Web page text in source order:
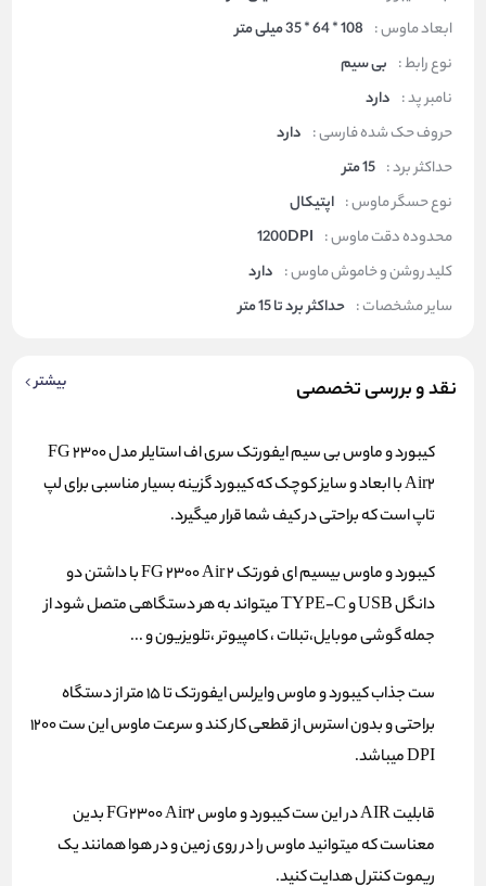
ابعاد ماوس : 108 * 64 * 35 میلی متر
نوع رابط : بی سیم
نامبر پد : دارد
حروف حک شده فارسی : دارد
حداکثر برد : 15 متر
نوع حسگر ماوس : اپتیکال
محدوده دقت ماوس : 1200DPI
کلید روشن و خاموش ماوس : دارد
سایر مشخصات : حداکثر برد تا 15 متر
نقد و بررسی تخصصی بیشتر
کیبورد و ماوس بی سیم ایفورتک سری اف استایلر مدل FG 2300
Air2 با ابعاد و سایز کوچک که کیبورد گزینه بسیار مناسبی برای لپ
تاپ است که براحتی در کیف شما قرار میگیرد.
کیبورد و ماوس بیسیم ای فورتک FG 2300 Air 2 با داشتن دو
دانگل USB و TYPE-C میتواند به هر دستگاهی متصل شود از
جمله گوشی موبایل،تبلات ، کامپیوتر ،تلویزیون و ...
ست جذاب کیبورد و ماوس وایرلس ایفورتک تا 15 متر از دستگاه
براحتی و بدون استرس از قطعی کار کند و سرعت ماوس این ست 1200
DPI میباشد.
قابلیت AIR در این ست کیبورد و ماوس FG2300 Air2 بدین
معناست که میتوانید ماوس را در روی زمین و در هوا همانند یک
ریموت کنترل هدایت کنید.